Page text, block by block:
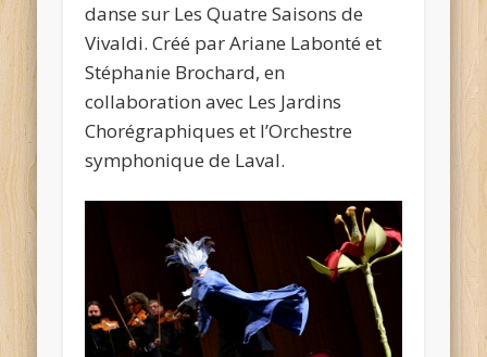
danse sur Les Quatre Saisons de
Vivaldi. Créé par Ariane Labonté et
Stéphanie Brochard, en
collaboration avec Les Jardins
Chorégraphiques et l’Orchestre
symphonique de Laval.